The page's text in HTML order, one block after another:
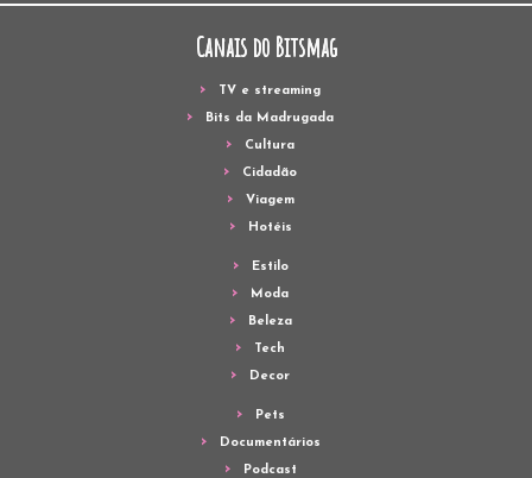
Canais do Bitsmag
TV e streaming
Bits da Madrugada
Cultura
Cidadão
Viagem
Hotéis
Estilo
Moda
Beleza
Tech
Decor
Pets
Documentários
Podcast